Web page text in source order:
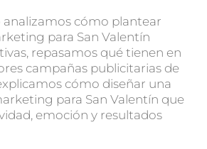
analizamos cómo plantear
para San Valentín
repasamos qué tienen en
campañas publicitarias de
cómo diseñar una
para San Valentín que
emoción y resultados